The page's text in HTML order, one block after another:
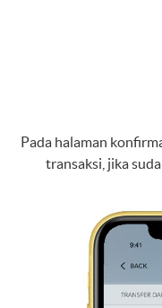
Pada halaman
transaksi, jika